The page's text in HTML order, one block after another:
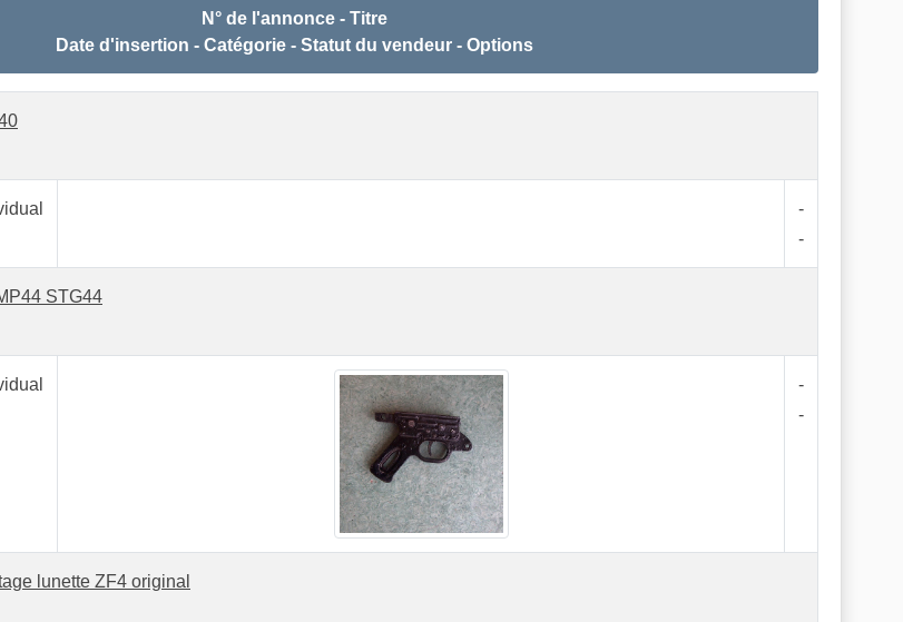
N° de l'annonce - Titre
Date d'insertion - Catégorie - Statut du vendeur - Options
-
-
STG44
-
-
lunette ZF4 original